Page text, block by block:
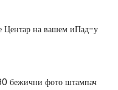
Центар на вашем иПад-у
бежични фото штампач